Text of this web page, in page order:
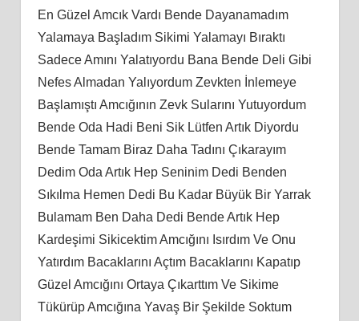
En Güzel Amcık Vardı Bende Dayanamadım
Yalamaya Başladım Sikimi Yalamayı Bıraktı
Sadece Amını Yalatıyordu Bana Bende Deli Gibi
Nefes Almadan Yalıyordum Zevkten İnlemeye
Başlamıştı Amcığının Zevk Sularını Yutuyordum
Bende Oda Hadi Beni Sik Lütfen Artık Diyordu
Bende Tamam Biraz Daha Tadını Çıkarayım
Dedim Oda Artık Hep Seninim Dedi Benden
Sıkılma Hemen Dedi Bu Kadar Büyük Bir Yarrak
Bulamam Ben Daha Dedi Bende Artık Hep
Kardeşimi Sikicektim Amcığını Isırdım Ve Onu
Yatırdım Bacaklarını Açtım Bacaklarını Kapatıp
Güzel Amcığını Ortaya Çıkarttım Ve Sikime
Tükürüp Amcığına Yavaş Bir Şekilde Soktum